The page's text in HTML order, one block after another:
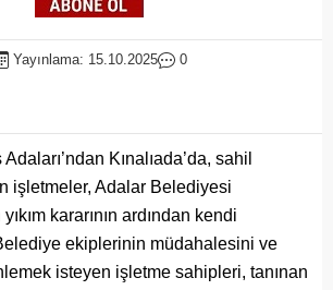
Yayınlama: 15.10.2025 0
Kınalıada’da, sahil
işletmeler, Adalar Belediyesi
kararının ardından kendi
ekiplerinin müdahalesini ve
isteyen işletme sahipleri, tanınan